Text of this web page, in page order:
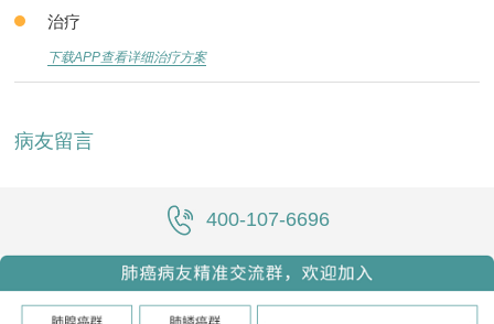
治疗
下载APP查看详细治疗方案
病友留言
400-107-6696